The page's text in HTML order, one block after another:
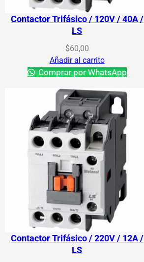
Contactor Trifásico / 120V / 40A /
LS
$60,00
Añadir al carrito
Comprar por WhatsApp
Contactor Trifásico / 220V / 12A /
LS